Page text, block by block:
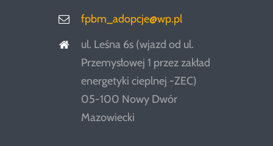
fpbm_adopcje@wp.pl
ul. Leśna 6s (wjazd od ul.
Przemysłowej 1 przez zakład
energetyki cieplnej -ZEC)
05-100 Nowy Dwór
Mazowiecki